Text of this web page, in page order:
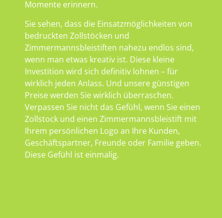
Momente erinnern.
Sie sehen, dass die Einsatzmöglichkeiten von
bedruckten Zollstöcken und
Zimmermannsbleistiften nahezu endlos sind,
wenn man etwas kreativ ist. Diese kleine
Investition wird sich definitiv lohnen – für
wirklich jeden Anlass. Und unsere günstigen
Preise werden Sie wirklich überraschen.
Verpassen Sie nicht das Gefühl, wenn Sie einen
Zollstock und einen Zimmermannsbleistift mit
Ihrem persönlichen Logo an Ihre Kunden,
Geschäftspartner, Freunde oder Familie geben.
Diese Gefühl ist einmalig.